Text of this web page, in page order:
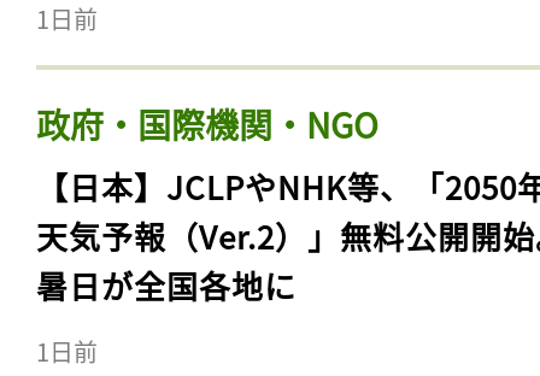
1日前
政府・国際機関・NGO
【日本】JCLPやNHK等、「2050
天気予報（Ver.2）」無料公開開
暑日が全国各地に
1日前